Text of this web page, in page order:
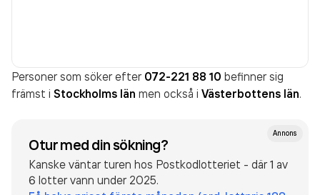
Personer som söker efter 072-221 88 10 befinner sig
främst i Stockholms län men också i Västerbottens län.
Annons
Otur med din sökning?
Kanske väntar turen hos Postkodlotteriet - där 1 av
6 lotter vann under 2025.